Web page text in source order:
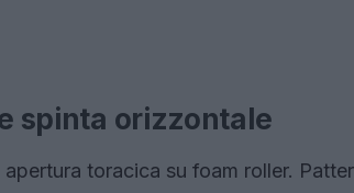
spinta orizzontale
toracica su foam roller.